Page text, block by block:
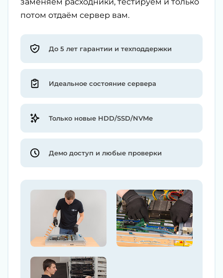
потом отдаём сервер вам.
До 5 лет гарантии и техподдержки
Идеальное состояние сервера
Только новые HDD/SSD/NVMe
Демо доступ и любые проверки